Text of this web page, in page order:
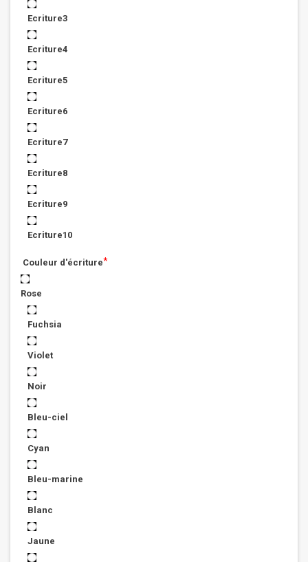
Ecriture3
Ecriture4
Ecriture5
Ecriture6
Ecriture7
Ecriture8
Ecriture9
Ecriture10
Couleur d'écriture*
Rose
Fuchsia
Violet
Noir
Bleu-ciel
Cyan
Bleu-marine
Blanc
Jaune